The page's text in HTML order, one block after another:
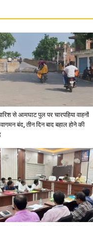
से आमघाट पुल पर चारपहिया वाहनों
बंद, तीन दिन बाद बहाल होने की